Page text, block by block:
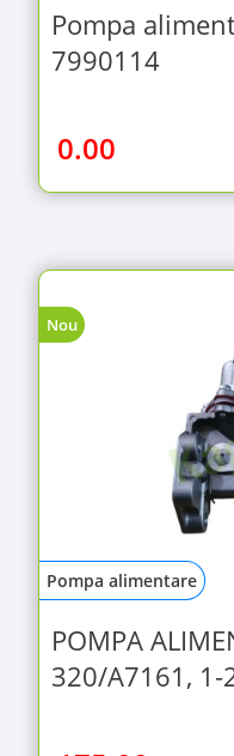
Pompa
7990114
0.00
Nou
Pompa alimentare
POMPA
320/A7161, 1-